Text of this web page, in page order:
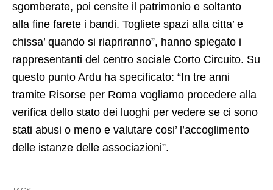
sgomberate, poi censite il patrimonio e soltanto
alla fine farete i bandi. Togliete spazi alla citta’ e
chissa’ quando si riapriranno”, hanno spiegato i
rappresentanti del centro sociale Corto Circuito. Su
questo punto Ardu ha specificato: “In tre anni
tramite Risorse per Roma vogliamo procedere alla
verifica dello stato dei luoghi per vedere se ci sono
stati abusi o meno e valutare cosi’ l’accoglimento
delle istanze delle associazioni”.